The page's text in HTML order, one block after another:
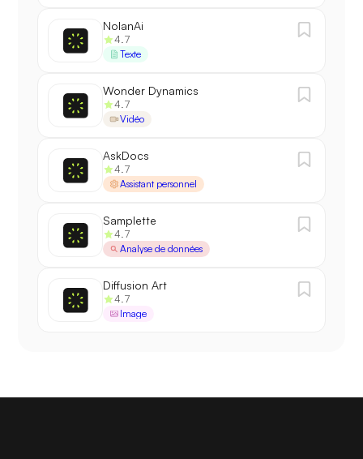
NolanAi
4.7
Texte
Wonder Dynamics
4.7
Vidéo
AskDocs
4.7
Assistant personnel
Samplette
4.7
Analyse de données
Diffusion Art
4.7
Image